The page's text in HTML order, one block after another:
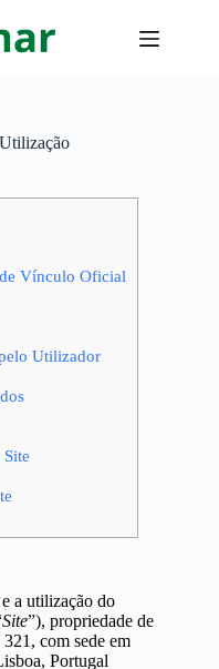
Vínculo Oficial
Utilizador
a utilização do
Site”), propriedade de
com sede em
Portugal